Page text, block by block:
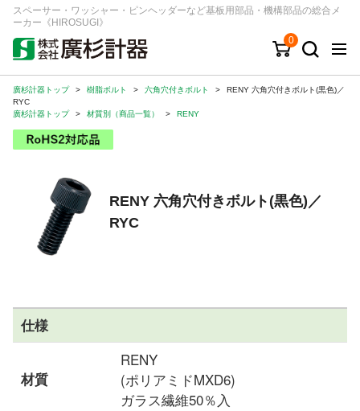
スペーサー・ワッシャー・ピンヘッダーなど基板用部品・機構部品の総合メ
ーカー《HIROSUGI》
0
キーワード 品番/シリーズ
商品カテゴリから探す
ジャンルから探す
シリーズから探す
ログイン
お問い合わせ窓口
廣杉計器トップ > 樹脂ボルト > 六角穴付きボルト >
RENY 六角穴付きボルト(黒色)／
RYC
廣杉計器トップ
> 材質別（商品一覧） > RENY
RENY 六角穴付きボルト(黒色)／
RYC
仕様
材質
RENY
(ポリアミドMXD6)
ガラス繊維50％入